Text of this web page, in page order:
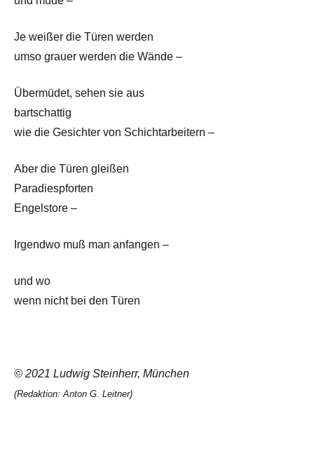
Je weißer die Türen werden
umso grauer werden die Wände –
Übermüdet, sehen sie aus
bartschattig
wie die Gesichter von Schichtarbeitern –
Aber die Türen gleißen
Paradiespforten
Engelstore –
Irgendwo muß man anfangen –
und wo
wenn nicht bei den Türen
© 2021 Ludwig Steinherr, München
(Redaktion: Anton G. Leitner)